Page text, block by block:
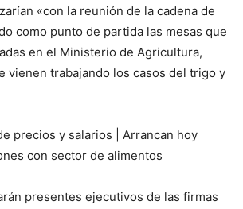
«con la reunión de la cadena de
como punto de partida las mesas que
en el Ministerio de Agricultura,
vienen trabajando los casos del trigo y
presentes ejecutivos de las firmas